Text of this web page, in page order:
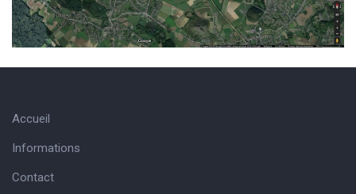
Accueil
Informations
Contact